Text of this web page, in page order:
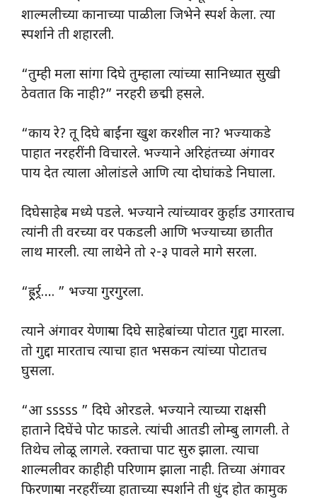
शाल्मलीच्या कानाच्या पाळीला जिभेने स्पर्श केला. त्या
स्पर्शाने ती शहारली.
“तुम्ही मला सांगा दिघे तुम्हाला त्यांच्या सानिध्यात सुखी
ठेवतात कि नाही?” नरहरी छद्मी हसले.
“काय रे? तू दिघे बाईंना खुश करशील ना? भज्याकडे
पाहात नरहरींनी विचारले. भज्याने अरिहंतच्या अंगावर
पाय देत त्याला ओलांडले आणि त्या दोघांकडे निघाला.
दिघेसाहेब मध्ये पडले. भज्याने त्यांच्यावर कुर्हाड उगारताच
त्यांनी ती वरच्या वर पकडली आणि भज्याच्या छातीत
लाथ मारली. त्या लाथेने तो २-३ पावले मागे सरला.
“ह्र्र्रर्र्र…. ” भज्या गुरगुरला.
त्याने अंगावर येणाऱ्या दिघे साहेबांच्या पोटात गुद्दा मारला.
तो गुद्दा मारताच त्याचा हात भसकन त्यांच्या पोटातच
घुसला.
“आ sssss ” दिघे ओरडले. भज्याने त्याच्या राक्षसी
हाताने दिघेंचे पोट फाडले. त्यांची आतडी लोम्बु लागली. ते
तिथेच लोळू लागले. रक्ताचा पाट सुरु झाला. त्याचा
शाल्मलीवर काहीही परिणाम झाला नाही. तिच्या अंगावर
फिरणाऱ्या नरहरींच्या हाताच्या स्पर्शाने ती धुंद होत कामुक